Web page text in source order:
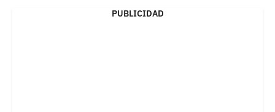
PUBLICIDAD